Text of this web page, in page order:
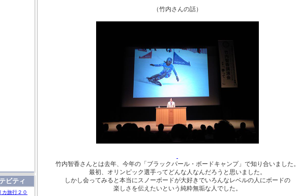
ビティ
カ旅行２０
（竹内さんの話）
竹内智香さんとは去年、今年の「ブラックパール・ボードキャンプ」で知り合いました。
最初、オリンピック選手ってどんな人なんだろうと思いました。
しかし会ってみると本当にスノーボードが大好きでいろんなレベルの人にボードの
楽しさを伝えたいという純粋無垢な人でした。